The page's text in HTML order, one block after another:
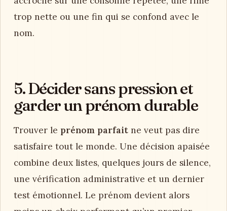
pour son bébé avec le test à
voix haute
situations ordinaires : présentation, appel
dans une cour, signature, message familial. Ce
initiales gênantes et lesdiminutifs possibles
que les listes ne montrent pas. Écoutez
vraiment. Un prénom qui paraît doux à l’écrit
peut devenir heurté si laprononciation
accroche sur une consonne répétée, une rime